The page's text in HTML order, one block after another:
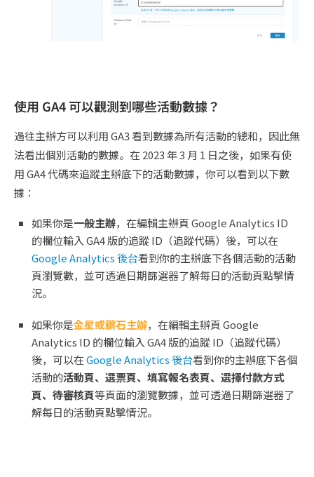
使用 GA4 可以觀測到哪些活動數據？
過往主辦方可以利用 GA3 看到數據為所有活動的總和，因此無
法看出個別活動的數據。在 2023 年 3 月 1 日之後，如果有使
用 GA4 代碼來追蹤主辦底下的活動數據，你可以看到以下數
據：
如果你是一般主辦，在編輯主辦頁 Google Analytics ID
的欄位輸入 GA4 版的追蹤 ID（追蹤代碼）後，可以在
Google Analytics 後台看到你的主辦底下各個活動的活動
頁瀏覽數，並可透過日期篩選器了解每日的活動頁點擊情
況。
如果你是金星或鑽石主辦，在編輯主辦頁 Google
Analytics ID 的欄位輸入 GA4 版的追蹤 ID（追蹤代碼）
後，可以在Google Analytics 後台看到你的主辦底下各個
活動的活動頁、選票頁、填寫報名表頁、選擇付款方式
頁、待審核頁等頁面的瀏覽數據，並可透過日期篩選器了
解每日的活動頁點擊情況。